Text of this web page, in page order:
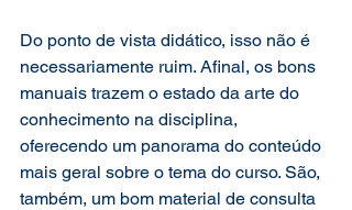
Do ponto de vista didático, isso não é
necessariamente ruim. Afinal, os bons
manuais trazem o estado da arte do
conhecimento na disciplina,
oferecendo um panorama do conteúdo
mais geral sobre o tema do curso. São,
também, um bom material de consulta